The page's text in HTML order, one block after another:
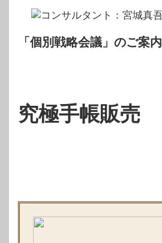
「個別戦略会議」のご案内
究極手帳販売